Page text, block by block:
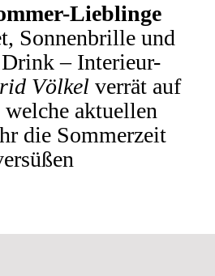
Lieblinge
Sonnenbrille und
– Interieur-
Völkel verrät auf
welche aktuellen
die Sommerzeit